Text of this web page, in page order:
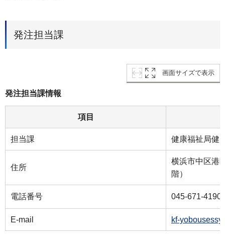
発注担当課
画面サイズで表示
発注担当課情報
項目
担当課 健康福祉局健
住所
横浜市中区港
階）
電話番号 045-671-4190
E-mail kf-